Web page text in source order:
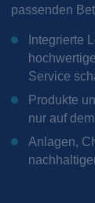
passenden
Integrierte
Service
Produkte
nur auf
Anlagen,